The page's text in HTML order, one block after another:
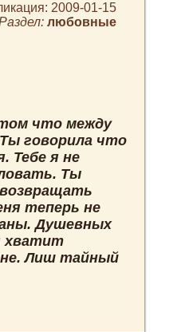
2009-01-15
любовные
что между
говорила что
Тебе я не
Ты
теперь не
Душевных
хватит
Лиш тайный